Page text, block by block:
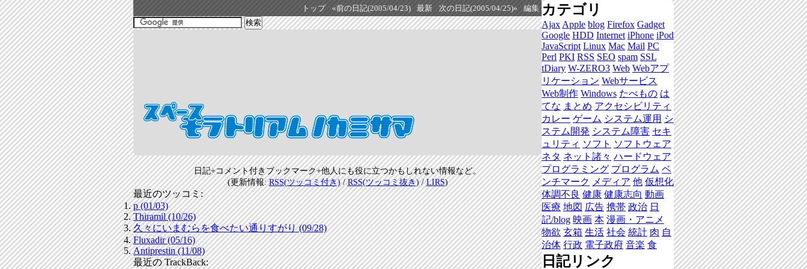
トップ «前の日記(2005/04/23) 最新 次の日記(2005/04/25)» 編集
日記+コメント付きブックマーク+他人にも役に立つかもしれない情報など。
(更新情報:RSS(ツッコミ付き)/RSS(ツッコミ抜き)/LIRS)
最近のツッコミ:
p (01/03)
Thiramil (10/26)
久々にいまむらを食べたい通りすがり (09/28)
Fluxadir (05/16)
Antiprestin (11/08)
最近の TrackBack:
カテゴリ
Ajax Apple blog Firefox Gadget
Google HDD Internet iPhone iPod
JavaScript Linux Mac Mail PC
Perl PKI RSS SEO spam SSL
tDiary W-ZERO3 Web Webアプ
リケーション Webサービス
Web制作 Windows たべもの は
てな まとめ アクセシビリティ
カレー ゲーム システム運用 シ
ステム開発 システム障害 セキ
ュリティ ソフト ソフトウェア
ネタ ネット諸々 ハードウェア
プログラミング プログラム ベ
ンチマーク メディア 他 仮想化
体調不良 健康 健康志向 動画
医療 地図 広告 携帯 政治 日
記/blog 映画 本 漫画・アニメ
物欲 玄箱 生活 社会 統計 肉 自
治体 行政 電子政府 音楽 食
日記リンク